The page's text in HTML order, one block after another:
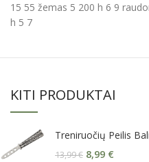
15 55 žemas 5 200 h 6 9
h 5 7
KITI PRODUKTAI
Treniruočių Peilis
13,99€ 8,99 €